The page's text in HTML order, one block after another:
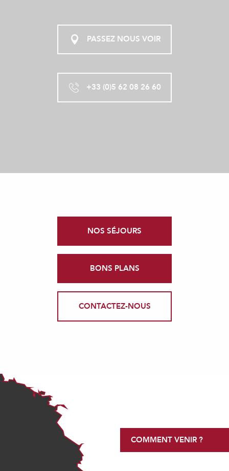
PASSEZ NOUS VOIR
+33 (0)5 62 08 26 60
NOS SÉJOURS
BONS PLANS
CONTACTEZ-NOUS
COMMENT VENIR ?